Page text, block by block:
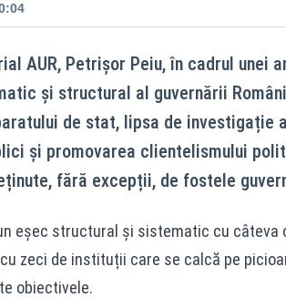
AUR, Petrișor Peiu, în cadrul unei
și structural al guvernării
de stat, lipsa de investigație
și promovarea clientelismului
fără excepții, de fostele
eșec structural și sistematic cu câteva
zeci de instituții care se calcă pe
obiectivele.